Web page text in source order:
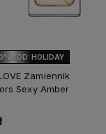
KOD: HOLIDAY
Zamiennik
Sexy Amber